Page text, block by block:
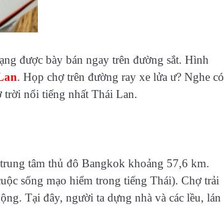
được bày bán ngay trên đường sắt. Hình
. Họp chợ trên đường ray xe lửa ư? Nghe có
trời nổi tiếng nhất Thái Lan.
tâm thủ đô Bangkok khoảng 57,6 km.
sống mạo hiểm trong tiếng Thái). Chợ trải
Tại đây, người ta dựng nhà và các lều, lán